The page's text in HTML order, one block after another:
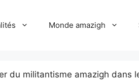
Monde amazigh
du militantisme amazigh dans